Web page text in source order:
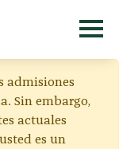
admisiones
Sin embargo,
actuales
es un